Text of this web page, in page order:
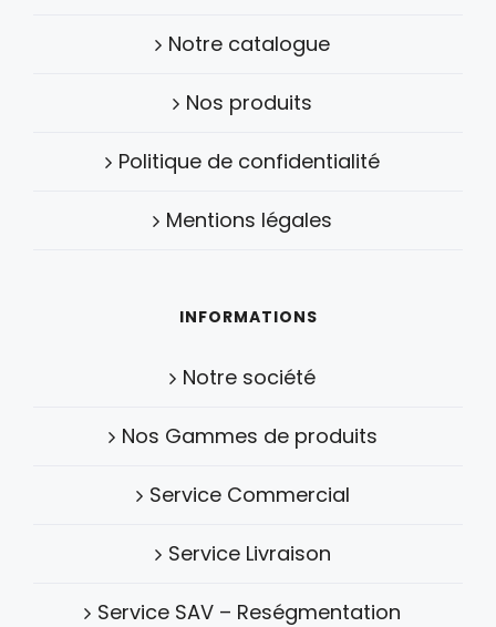
Notre catalogue
Nos produits
Politique de confidentialité
Mentions légales
INFORMATIONS
Notre société
Nos Gammes de produits
Service Commercial
Service Livraison
Service SAV – Reségmentation